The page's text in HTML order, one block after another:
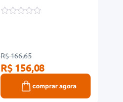
R$ 166,65
R$ 156,08
comprar agora